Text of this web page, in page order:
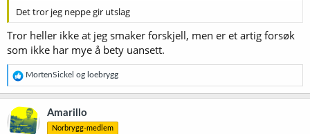
Det tror jeg neppe gir utslag
Tror heller ikke at jeg smaker forskjell, men er et artig forsøk
som ikke har mye å bety uansett.
R
e
a
k
s
j
MortenSickel og loebrygg
Amarillo
Norbrygg-medlem